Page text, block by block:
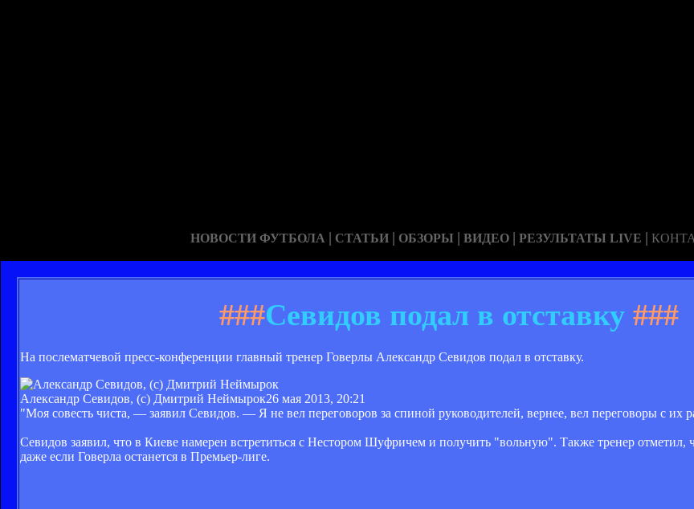
НОВОСТИ ФУТБОЛА | СТАТЬИ | ОБЗОРЫ | ВИДЕО | РЕЗУЛЬТАТЫ LIVE |
###Севидов подал в отставку ###
На послематчевой пресс-конференции главный тренер Говерлы Александр Севидов подал в отставку.
Александр Севидов, (с) Дмитрий Неймырок26 мая 2013, 20:21
"Моя совесть чиста, — заявил Севидов. — Я не вел переговоров за спиной руководителей, вернее, вел переговоры с их
Севидов заявил, что в Киеве намерен встретиться с Нестором Шуфричем и получить "вольную". Также тренер отметил,
даже если Говерла останется в Премьер-лиге.